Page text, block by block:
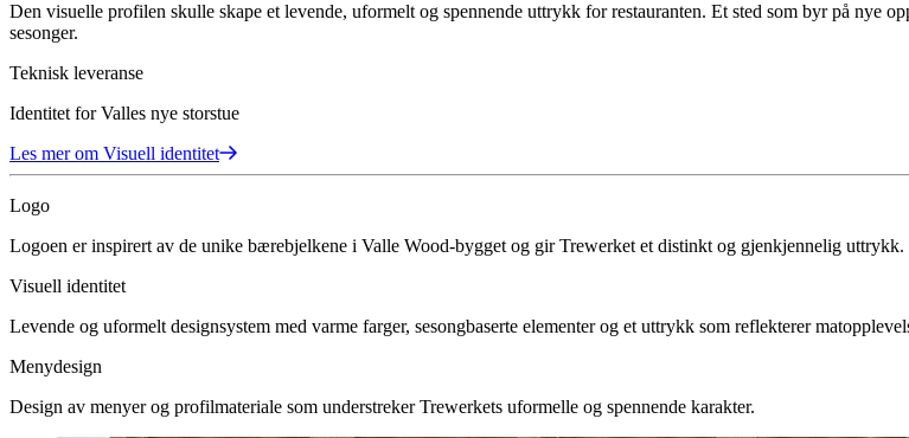
Den visuelle profilen skulle skape et levende, uformelt og spennende uttrykk for restauranten. Et sted som byr på nye
sesonger.
Teknisk leveranse
Identitet for Valles nye storstue
Les mer om Visuell identitet
Logo
Logoen er inspirert av de unike bærebjelkene i Valle Wood-bygget og gir Trewerket et distinkt og gjenkjennelig uttrykk.
Visuell identitet
Levende og uformelt designsystem med varme farger, sesongbaserte elementer og et uttrykk som reflekterer
Menydesign
Design av menyer og profilmateriale som understreker Trewerkets uformelle og spennende karakter.